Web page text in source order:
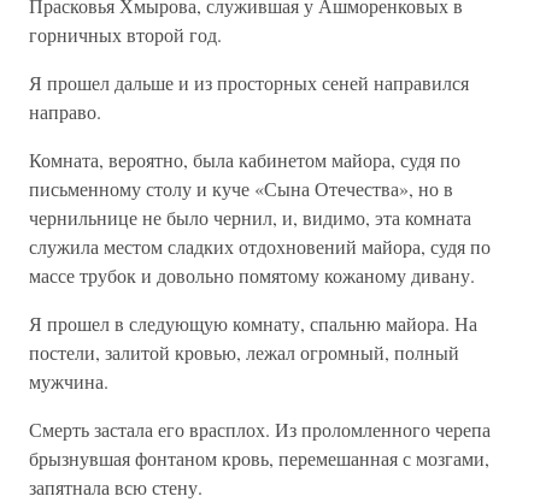
Прасковья Хмырова, служившая у Ашморенковых в
горничных второй год.
Я прошел дальше и из просторных сеней направился
направо.
Комната, вероятно, была кабинетом майора, судя по
письменному столу и куче «Сына Отечества», но в
чернильнице не было чернил, и, видимо, эта комната
служила местом сладких отдохновений майора, судя по
массе трубок и довольно помятому кожаному дивану.
Я прошел в следующую комнату, спальню майора. На
постели, залитой кровью, лежал огромный, полный
мужчина.
Смерть застала его врасплох. Из проломленного черепа
брызнувшая фонтаном кровь, перемешанная с мозгами,
запятнала всю стену.